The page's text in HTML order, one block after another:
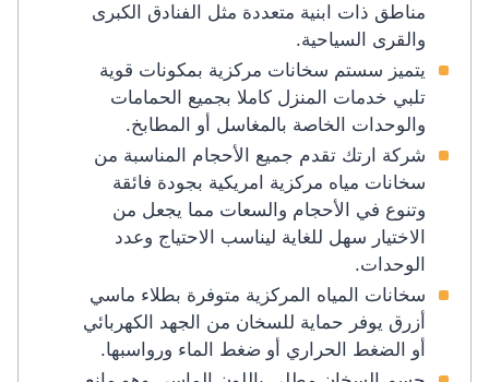
مناطق ذات ابنية متعددة مثل الفنادق الكبرى
والقرى السياحية.
يتميز سستم سخانات مركزية بمكونات قوية
تلبي خدمات المنزل كاملا بجميع الحمامات
والوحدات الخاصة بالمغاسل أو المطابخ.
شركة ارتك تقدم جميع الأحجام المناسبة من
سخانات مياه مركزية امريكية بجودة فائقة
وتنوع في الأحجام والسعات مما يجعل من
الاختيار سهل للغاية ليناسب الاحتياج وعدد
الوحدات.
سخانات المياه المركزية متوفرة بطلاء ماسي
أزرق يوفر حماية للسخان من الجهد الكهربائي
أو الضغط الحراري أو ضغط الماء ورواسبها.